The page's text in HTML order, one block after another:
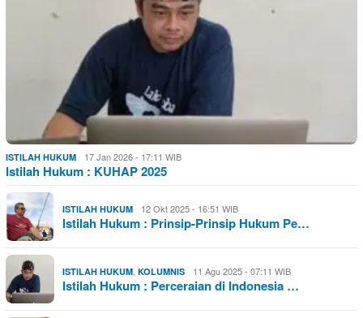
ISTILAH HUKUM 17 Jan 2026 - 17:11 WIB
Istilah Hukum : KUHAP 2025
ISTILAH HUKUM 12 Okt 2025 - 16:51 WIB
Istilah Hukum : Prinsip-Prinsip Hukum Pe…
ISTILAH HUKUM, KOLUMNIS 11 Agu 2025 - 07:11 WIB
Istilah Hukum : Perceraian di Indonesia …